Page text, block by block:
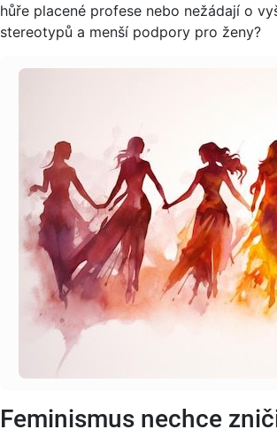
hůře placené profese nebo nežádají o
stereotypů a menší podpory pro ženy?
Feminismus nechce